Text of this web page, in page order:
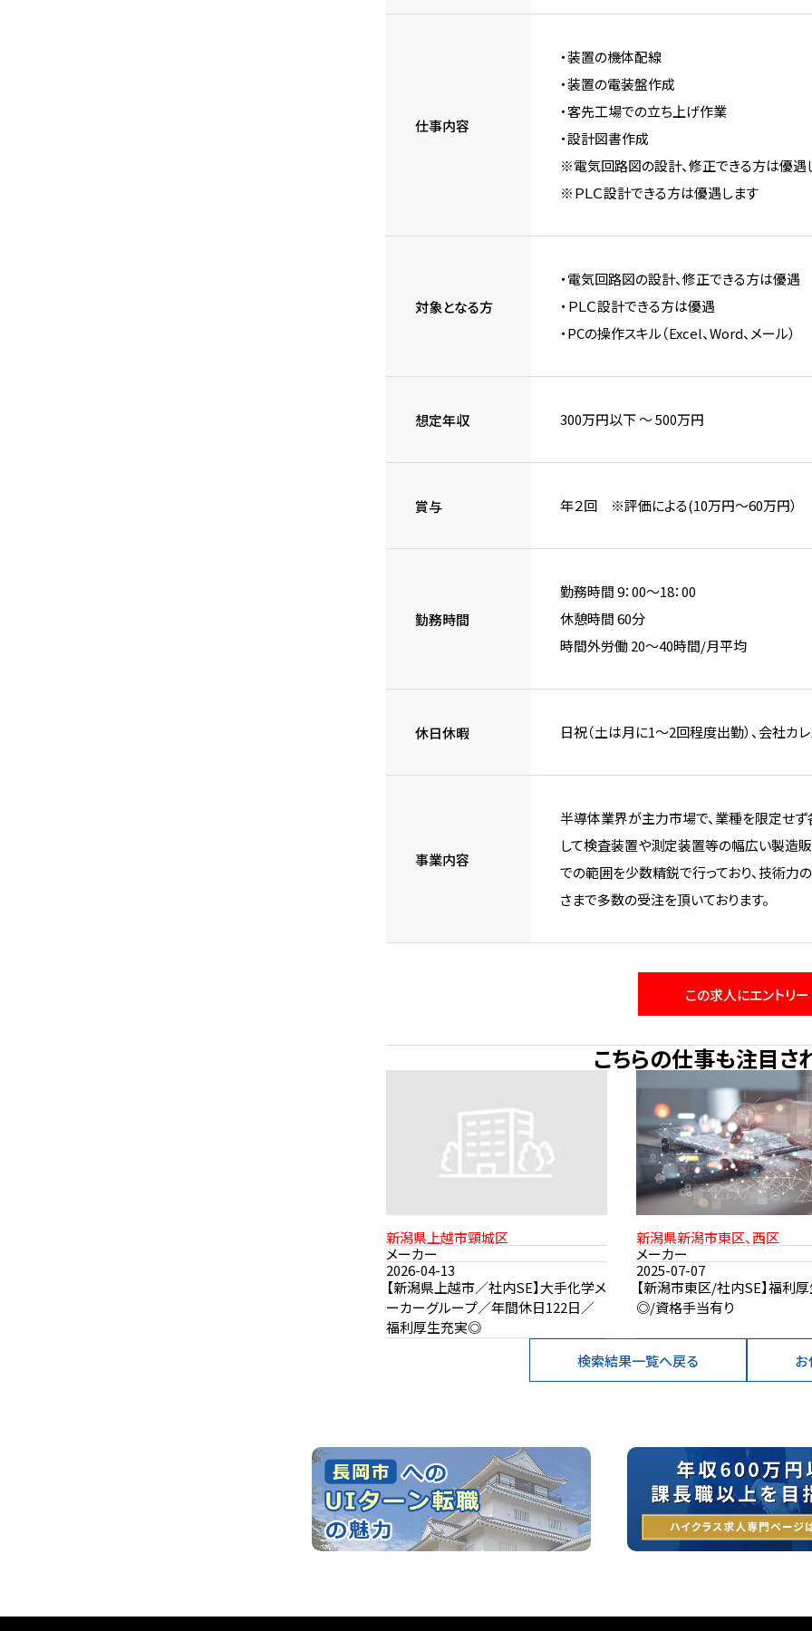
仕事内容
・装置の機体配線
・装置の電装盤作成
・客先工場での立ち上げ作業
・設計図書作成
※電気回路図の設計、修正できる方は優遇
※ＰＬＣ設計できる方は優遇します
対象となる方
・電気回路図の設計、修正できる方は優遇
・ＰＬＣ設計できる方は優遇
・PCの操作スキル（Excel、Word、メール）
想定年収 300万円以下 〜 500万円
賞与 年２回 ※評価による(10万円～60万円）
勤務時間
勤務時間 9：00～18：00
休憩時間 60分
時間外労働 20～40時間/月平均
休日休暇 日祝（土は月に1～2回程度出勤）、会社カ
事業内容
半導体業界が主力市場で、業種を限定せ
して検査装置や測定装置等の幅広い製造
での範囲を少数精鋭で行っており、技術
さまで多数の受注を頂いております。
この求人にエントリー
こちらの仕事も注目さ
新潟県上越市頸城区
メーカー
2026-04-13
【新潟県上越市／社内SE】大手化学メ
ーカーグループ／年間休日122日／
福利厚生充実◎
新潟県新潟市東区、西区
メーカー
2025-07-07
【新潟市東区/社内SE】福利
◎/資格手当有り
検索結果一覧へ戻る